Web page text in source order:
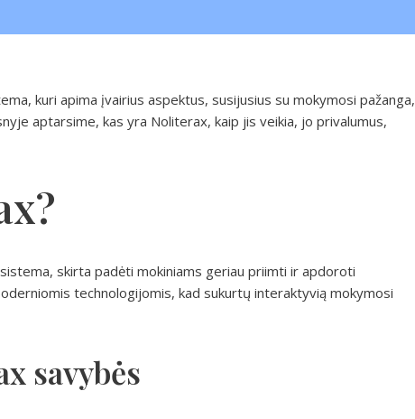
kuri apima įvairius aspektus, susijusius su mokymosi pažanga,
aptarsime, kas yra Noliterax, kaip jis veikia, jo privalumus,
skirta padėti mokiniams geriau priimti ir apdoroti
technologijomis, kad sukurtų interaktyvią mokymosi
savybės